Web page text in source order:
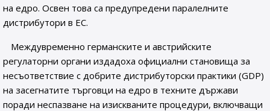
на едро. Освен това са предупредени паралелните
дистрибутори в ЕС.
Междувременно германските и австрийските
регулаторни органи издадоха официални становища за
несъответствие с добрите дистрибуторски практики (GDP)
на засегнатите търговци на едро в техните държави
поради неспазване на изискваните процедури, включващи